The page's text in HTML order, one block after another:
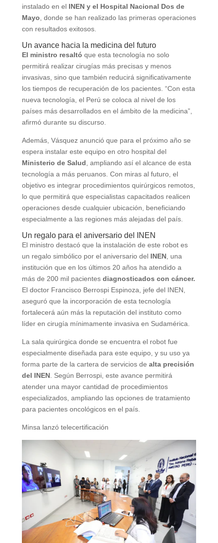
instalado en elINEN y el Hospital Nacional Dos de
Mayo, donde se han realizado las primeras operaciones
con resultados exitosos.
Un avance hacia la medicina del futuro
El ministro resaltó que esta tecnología no solo
permitirá realizar cirugías más precisas y menos
invasivas, sino que también reducirá significativamente
los tiempos de recuperación de los pacientes. “Con esta
nueva tecnología, el Perú se coloca al nivel de los
países más desarrollados en el ámbito de la medicina”,
afirmó durante su discurso.
Además, Vásquez anunció que para el próximo año se
espera instalar este equipo en otro hospital del
Ministerio de Salud, ampliando así el alcance de esta
tecnología a más peruanos. Con miras al futuro, el
objetivo es integrar procedimientos quirúrgicos remotos,
lo que permitirá que especialistas capacitados realicen
operaciones desde cualquier ubicación, beneficiando
especialmente a las regiones más alejadas del país.
Un regalo para el aniversario del INEN
El ministro destacó que la instalación de este robot es
un regalo simbólico por el aniversario del INEN, una
institución que en los últimos 20 años ha atendido a
más de 200 mil pacientesdiagnosticados con cáncer.
El doctor Francisco Berrospi Espinoza, jefe del INEN,
aseguró que la incorporación de esta tecnología
fortalecerá aún más la reputación del instituto como
líder en cirugía mínimamente invasiva en Sudamérica.
La sala quirúrgica donde se encuentra el robot fue
especialmente diseñada para este equipo, y su uso ya
forma parte de la cartera de servicios de alta precisión
del INEN. Según Berrospi, este avance permitirá
atender una mayor cantidad de procedimientos
especializados, ampliando las opciones de tratamiento
para pacientes oncológicos en el país.
Minsa lanzó telecertificación